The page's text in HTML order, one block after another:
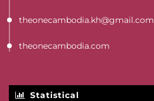
theonecambodia.kh@gmail.com
theonecambodia.com
Statistical